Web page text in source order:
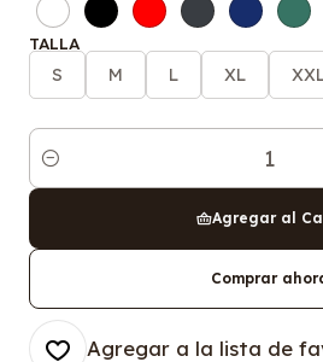
TALLA
S M L XL
Cantidad
Agregar al
Comprar
Agregar a la lista de